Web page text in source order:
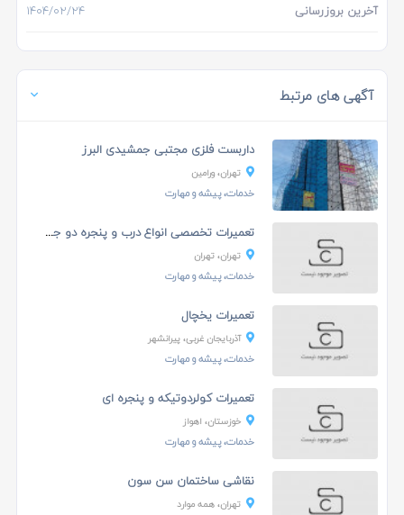
آخرین بروزرسانی ۱۴۰۴/۰۲/۲۴
آگهی های مرتبط
داربست فلزی مجتبی جمشیدی البرز
تهران، ورامين
خدمات، پیشه و مهارت
تعمیرات تخصصی انواع درب و پنجره دو جداره
تهران، تهران
خدمات، پیشه و مهارت
تعمیرات یخچال
آذربایجان غربی، پیرانشهر
خدمات، پیشه و مهارت
تعمیرات کولردوتیکه و پنجره ای
خوزستان، اهواز
خدمات، پیشه و مهارت
نقاشی ساختمان سن سون
تهران، همه موارد